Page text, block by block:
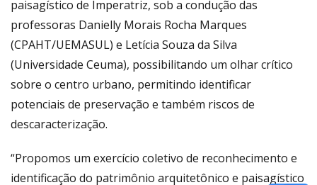
paisagístico de Imperatriz, sob a condução das
professoras Danielly Morais Rocha Marques
(CPAHT/UEMASUL) e Letícia Souza da Silva
(Universidade Ceuma), possibilitando um olhar crítico
sobre o centro urbano, permitindo identificar
potenciais de preservação e também riscos de
descaracterização.
“Propomos um exercício coletivo de reconhecimento e
identificação do patrimônio arquitetônico e paisagístico